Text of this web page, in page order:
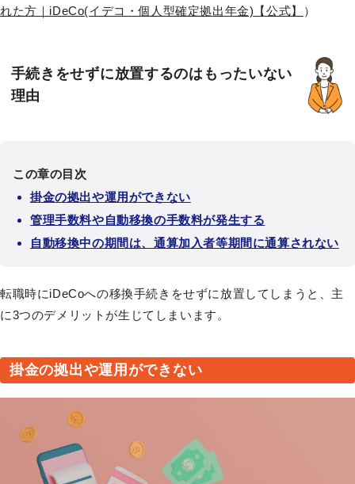
れた方｜iDeCo(イデコ・個人型確定拠出年金)【公式】
）
手続きをせずに放置するのはもったいない
理由
この章の目次
掛金の拠出や運用ができない
管理手数料や自動移換の手数料が発生する
自動移換中の期間は、通算加入者等期間に通算されない
転職時にiDeCoへの移換手続きをせずに放置してしまうと、主
に3つのデメリットが生じてしまいます。
掛金の拠出や運用ができない